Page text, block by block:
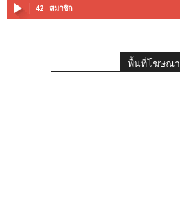
42 สมาชิก
พื้นที่โฆษณา